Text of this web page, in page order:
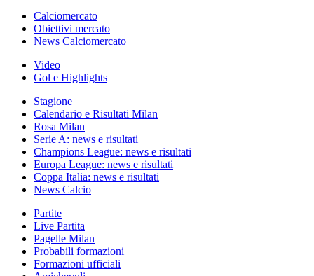
Calciomercato
Obiettivi mercato
News Calciomercato
Video
Gol e Highlights
Stagione
Calendario e Risultati Milan
Rosa Milan
Serie A: news e risultati
Champions League: news e risultati
Europa League: news e risultati
Coppa Italia: news e risultati
News Calcio
Partite
Live Partita
Pagelle Milan
Probabili formazioni
Formazioni ufficiali